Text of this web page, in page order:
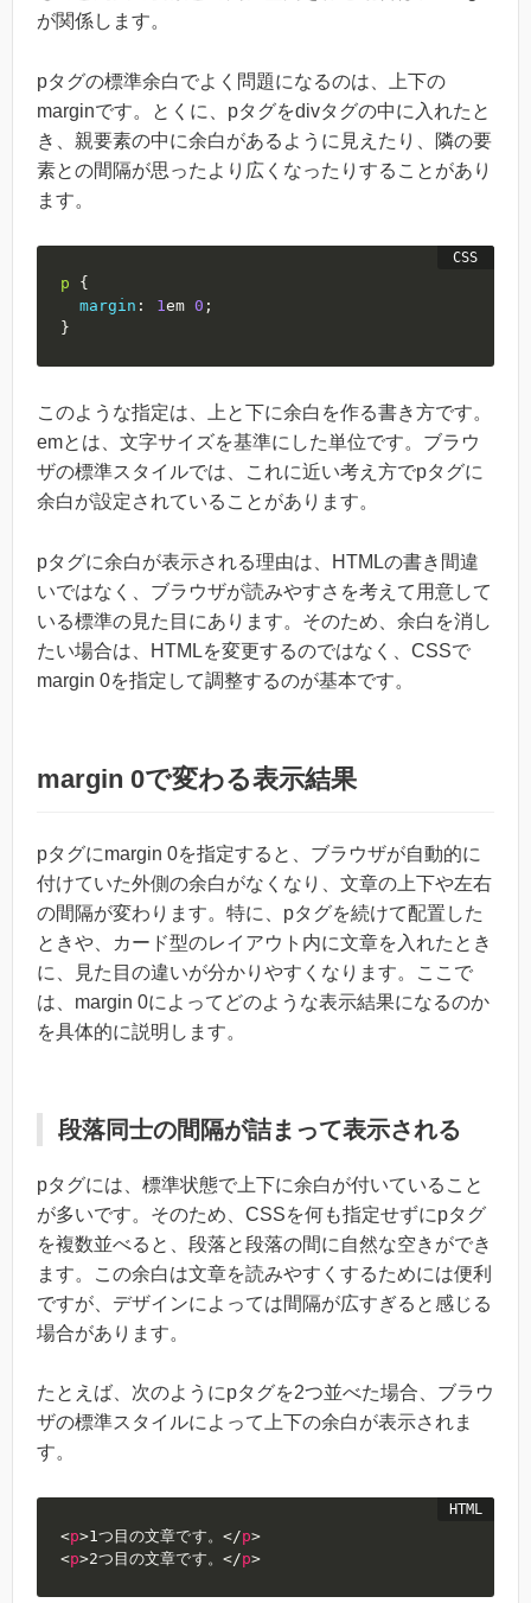
が関係します。
pタグの標準余白でよく問題になるのは、上下の
marginです。とくに、pタグをdivタグの中に入れたと
き、親要素の中に余白があるように見えたり、隣の要
素との間隔が思ったより広くなったりすることがあり
ます。
p
{
margin : 1em 0 ;
}
このような指定は、上と下に余白を作る書き方です。
emとは、文字サイズを基準にした単位です。ブラウ
ザの標準スタイルでは、これに近い考え方でpタグに
余白が設定されていることがあります。
pタグに余白が表示される理由は、HTMLの書き間違
いではなく、ブラウザが読みやすさを考えて用意して
いる標準の見た目にあります。そのため、余白を消し
たい場合は、HTMLを変更するのではなく、CSSで
margin 0を指定して調整するのが基本です。
margin 0で変わる表示結果
pタグにmargin 0を指定すると、ブラウザが自動的に
付けていた外側の余白がなくなり、文章の上下や左右
の間隔が変わります。特に、pタグを続けて配置した
ときや、カード型のレイアウト内に文章を入れたとき
に、見た目の違いが分かりやすくなります。ここで
は、margin 0によってどのような表示結果になるのか
を具体的に説明します。
段落同士の間隔が詰まって表示される
pタグには、標準状態で上下に余白が付いていること
が多いです。そのため、CSSを何も指定せずにpタグ
を複数並べると、段落と段落の間に自然な空きができ
ます。この余白は文章を読みやすくするためには便利
ですが、デザインによっては間隔が広すぎると感じる
場合があります。
たとえば、次のようにpタグを2つ並べた場合、ブラウ
ザの標準スタイルによって上下の余白が表示されま
す。
<p>1つ目の文章です。 </p>
<p>2つ目の文章です。 </p>